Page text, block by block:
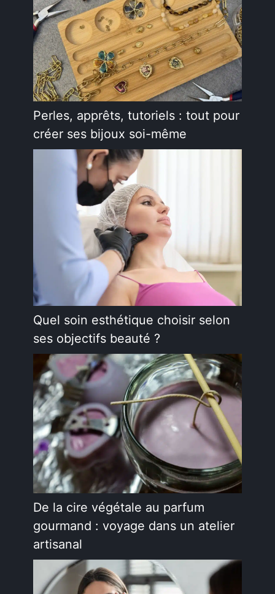
Perles, apprêts, tutoriels : tout pour
créer ses bijoux soi-même
Quel soin esthétique choisir selon
ses objectifs beauté ?
De la cire végétale au parfum
gourmand : voyage dans un atelier
artisanal